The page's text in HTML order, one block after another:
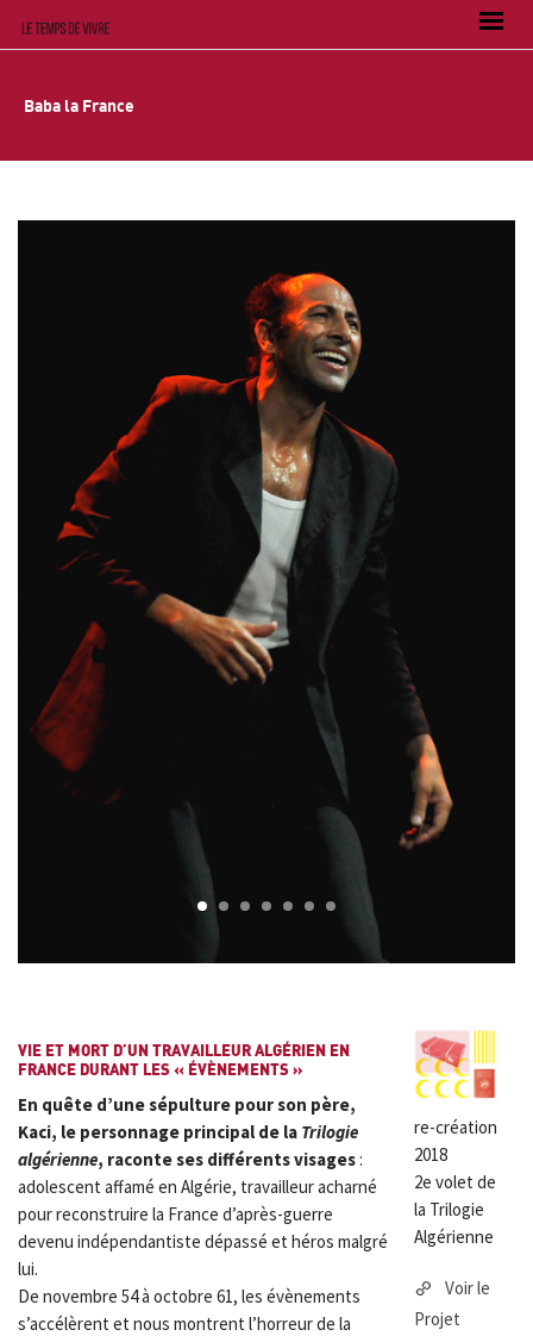
Baba la France
VIE ET MORT D’UN TRAVAILLEUR ALGÉRIEN EN
FRANCE DURANT LES « ÉVÈNEMENTS »
En quête d’une sépulture pour son père,
Kaci, le personnage principal de la Trilogie
algérienne, raconte ses différents visages :
adolescent affamé en Algérie, travailleur acharné
pour reconstruire la France d’après-guerre
devenu indépendantiste dépassé et héros malgré
lui.
De novembre 54 à octobre 61, les évènements
s’accélèrent et nous montrent l’horreur de la
re-création
2018
2e volet de
la Trilogie
Algérienne
Voir le
Projet